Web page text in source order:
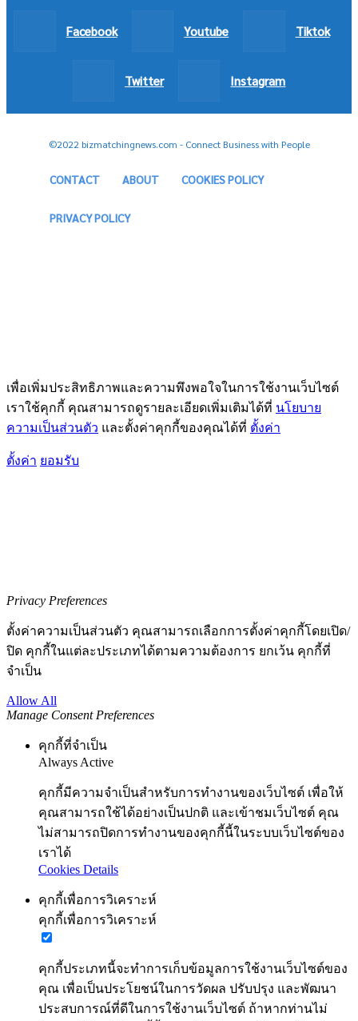
Facebook Youtube Tiktok
Twitter Instagram
©2022 bizmatchingnews.com - Connect Business with People
CONTACT ABOUT COOKIES POLICY
PRIVACY POLICY
เพื่อเพิ่มประสิทธิภาพและความพึงพอใจในการใช้งานเว็บไซต์
เราใช้คุกกี้ คุณสามารถดูรายละเอียดเพิ่มเติมได้ที่ นโยบาย
ความเป็นส่วนตัว และตั้งค่าคุกกี้ของคุณได้ที่ ตั้งค่า
ตั้งค่า ยอมรับ
Privacy Preferences
ตั้งค่าความเป็นส่วนตัว คุณสามารถเลือกการตั้งค่าคุกกี้โดยเปิด/
ปิด คุกกี้ในแต่ละประเภทได้ตามความต้องการ ยกเว้น คุกกี้ที่
จำเป็น
Allow All
Manage Consent Preferences
คุกกี้ที่จำเป็น
Always Active
คุกกี้มีความจำเป็นสำหรับการทำงานของเว็บไซต์ เพื่อให้
คุณสามารถใช้ได้อย่างเป็นปกติ และเข้าชมเว็บไซต์ คุณ
ไม่สามารถปิดการทำงานของคุกกี้นี้ในระบบเว็บไซต์ของ
เราได้
Cookies Details
คุกกี้เพื่อการวิเคราะห์
คุกกี้เพื่อการวิเคราะห์
คุกกี้ประเภทนี้จะทำการเก็บข้อมูลการใช้งานเว็บไซต์ของ
คุณ เพื่อเป็นประโยชน์ในการวัดผล ปรับปรุง และพัฒนา
ประสบการณ์ที่ดีในการใช้งานเว็บไซต์ ถ้าหากท่านไม่